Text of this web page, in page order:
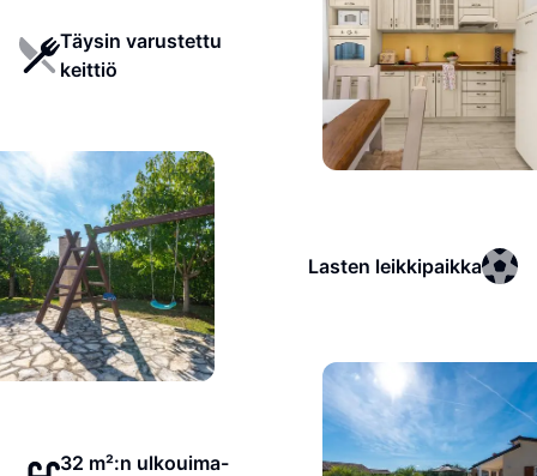
Täysin varustettu
keittiö
Lasten leikkipaikka
32 m²:n ulkouima-